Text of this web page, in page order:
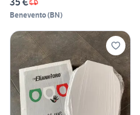
Benevento(BN)